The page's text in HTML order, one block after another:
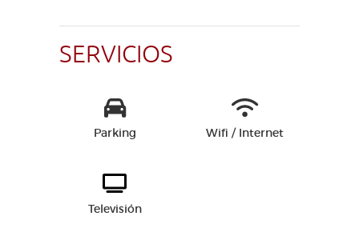
SERVICIOS
Parking Wifi / Internet
Televisión